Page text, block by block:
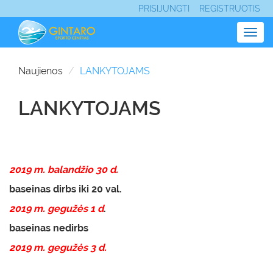
PRISIJUNGTI REGISTRUOTIS
Naujienos LANKYTOJAMS
LANKYTOJAMS
2019 m. balandžio 30 d.
baseinas dirbs iki 20 val.
2019 m. gegužės 1 d.
baseinas nedirbs
2019 m. gegužės 3 d.